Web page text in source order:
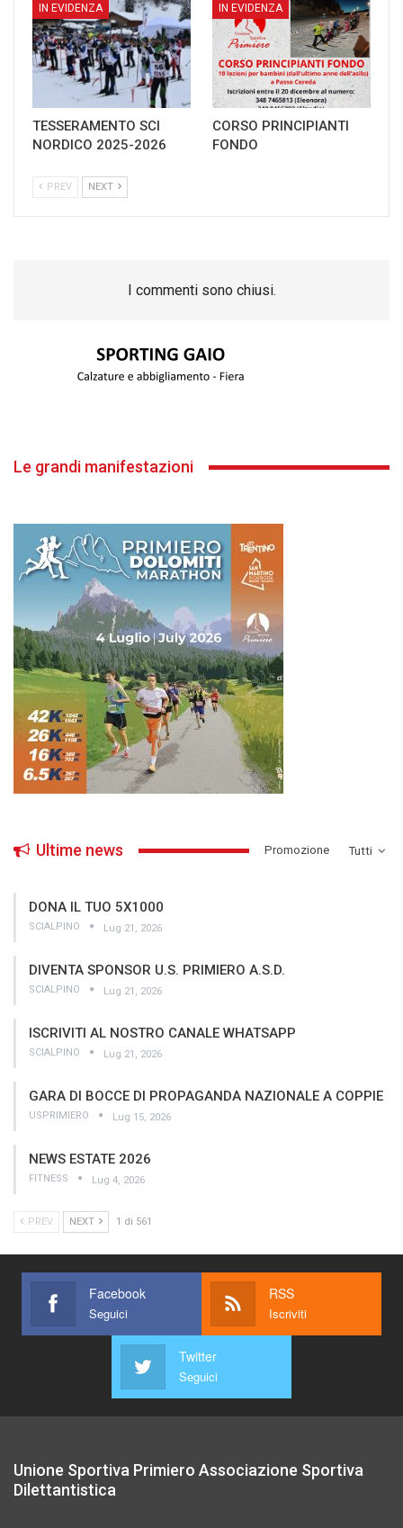
IN EVIDENZA
TESSERAMENTO SCI
NORDICO 2025-2026
IN EVIDENZA
CORSO PRINCIPIANTI
FONDO
PREV NEXT
I commenti sono chiusi.
Le grandi manifestazioni
Tutti
Ultime news ­Promozione
DONA IL TUO 5X1000
SCIALPINO Lug 21, 2026
DIVENTA SPONSOR U.S. PRIMIERO A.S.D.
SCIALPINO Lug 21, 2026
ISCRIVITI AL NOSTRO CANALE WHATSAPP
SCIALPINO Lug 21, 2026
GARA DI BOCCE DI PROPAGANDA NAZIONALE A COPPIE
USPRIMIERO Lug 15, 2026
NEWS ESTATE 2026
FITNESS Lug 4, 2026
PREV NEXT 1 di 561
Facebook
Seguici
RSS
Iscriviti
Twitter
Seguici
Unione Sportiva Primiero Associazione Sportiva
Dilettantistica